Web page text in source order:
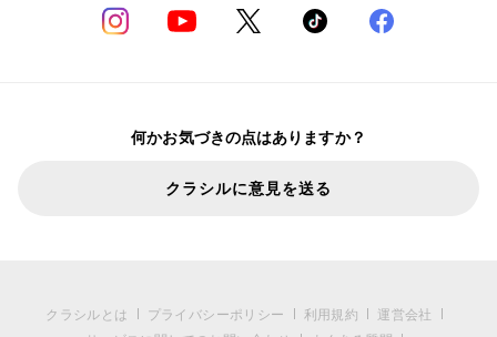
何かお気づきの点はありますか？
クラシルに意見を送る
クラシルとは プライバシーポリシー 利用規約
運営会社